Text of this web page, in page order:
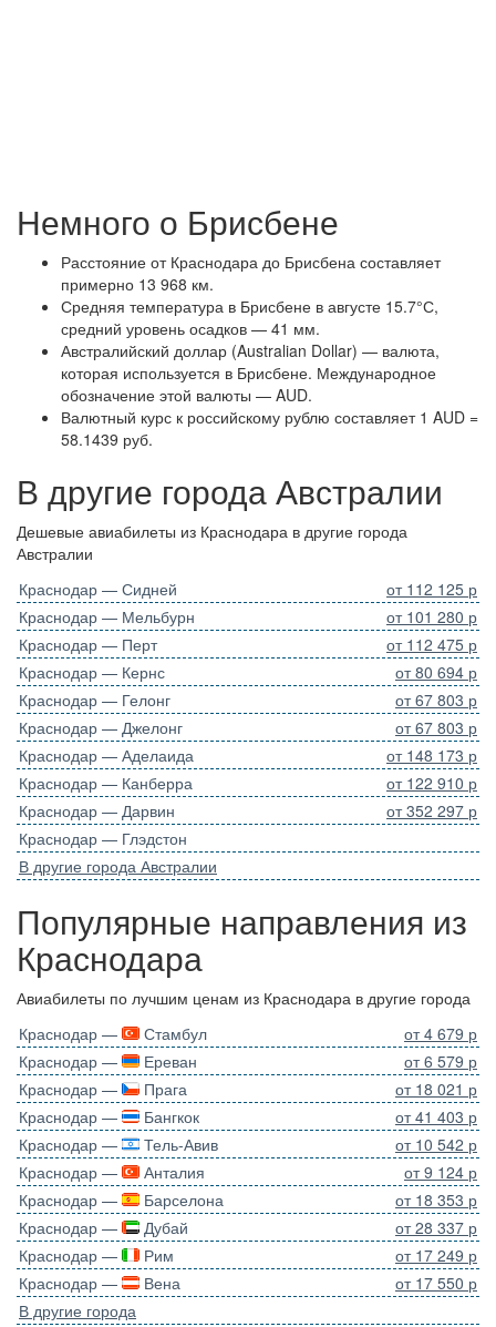
Немного о Брисбене
Расстояние от Краснодара до Брисбена составляет
примерно 13 968 км.
Средняя температура в Брисбене в августе 15.7°С,
средний уровень осадков — 41 мм.
Австралийский доллар (Australian Dollar) — валюта,
которая используется в Брисбене. Международное
обозначение этой валюты — AUD.
Валютный курс к российскому рублю составляет 1 AUD =
58.1439 руб.
В другие города Австралии
Дешевые авиабилеты из Краснодара в другие города
Австралии
Краснодар — Сидней
от 112 125 р
Краснодар — Мельбурн
от 101 280 р
Краснодар — Перт
от 112 475 р
Краснодар — Кернс
от 80 694 р
Краснодар — Гелонг
от 67 803 р
Краснодар — Джелонг
от 67 803 р
Краснодар — Аделаида
от 148 173 р
Краснодар — Канберра
от 122 910 р
Краснодар — Дарвин
от 352 297 р
Краснодар — Глэдстон
В другие города Австралии
Популярные направления из
Краснодара
Авиабилеты по лучшим ценам из Краснодара в другие города
Краснодар —
Стамбул
от 4 679 р
Краснодар —
Ереван
от 6 579 р
Краснодар —
Прага
от 18 021 р
Краснодар —
Бангкок
от 41 403 р
Краснодар —
Тель-Авив
от 10 542 р
Краснодар —
Анталия
от 9 124 р
Краснодар —
Барселона
от 18 353 р
Краснодар —
Дубай
от 28 337 р
Краснодар —
Рим
от 17 249 р
Краснодар —
Вена
от 17 550 р
В другие города